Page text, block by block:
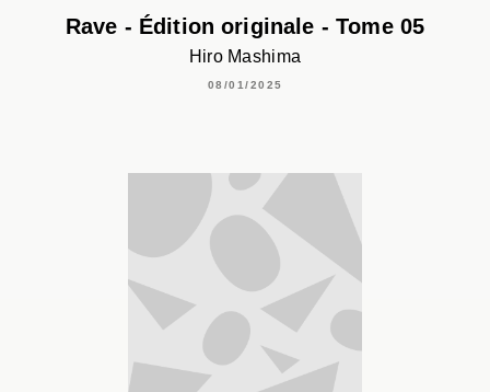
Rave - Édition originale - Tome 05
Hiro Mashima
08/01/2025